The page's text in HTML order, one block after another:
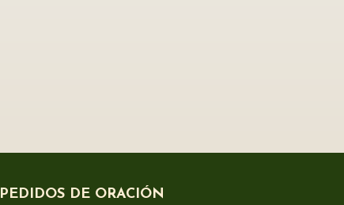
PEDIDOS DE ORACIÓN